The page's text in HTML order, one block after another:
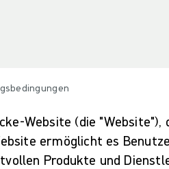
Website (die "Website"),
ermöglicht es
Produkte und